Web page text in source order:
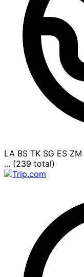
LA BS TK SG ES ZM
... (239 total)